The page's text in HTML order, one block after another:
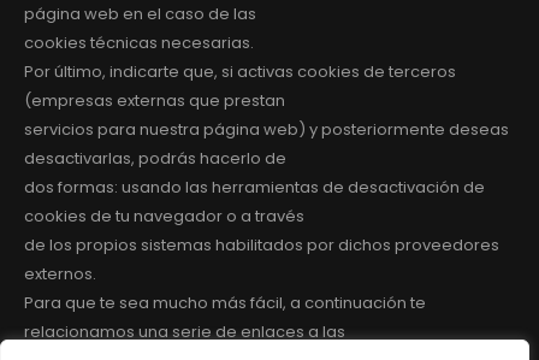
página web en el caso de las
cookies técnicas necesarias.
Por último, indicarte que, si activas cookies de terceros
(empresas externas que prestan
servicios para nuestra página web) y posteriormente deseas
desactivarlas, podrás hacerlo de
dos formas: usando las herramientas de desactivación de
cookies de tu navegador o a través
de los propios sistemas habilitados por dichos proveedores
externos.
Para que te sea mucho más fácil, a continuación te
relacionamos una serie de enlaces a las